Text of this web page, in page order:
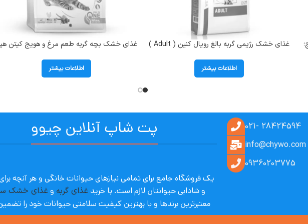
غذای خشک رژیمی گربه بالغ رویال کنین ( Adult )
اطلاعات بیشتر
غذای خشک بچه گربه طعم مرغ و هویج کیتن
اطلاعات بیشتر
28424594 -021
info@chywo.com
09360203775
پت شاپ آنلاین چیوو
یک فروشگاه جامع برای تمامی نیازهای حیوانات خانگی و هر آنچه
و شادابی حیوانتان لازم است. با خریدغذای گربه وغذای خشک
معتبرترین برندها و با بهترین کیفیت سلامتی حیوانات خود را